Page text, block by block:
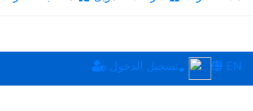
تسجيل الدخول EN